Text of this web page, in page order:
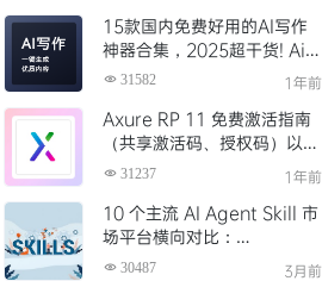
15款国内免费好用的AI写作
神器合集，2025超干货! Ai
写作工具推荐，支持论文长文
31582 1年前
Axure RP 11 免费激活指南
（共享激活码、授权码）以及
永久激活方法分享
31237 1年前
10 个主流 AI Agent Skill 市
场平台横向对比：
Clawhub、Skillsmp、
30487 3月前